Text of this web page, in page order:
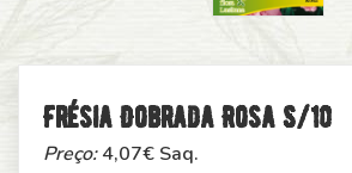
Frésia Dobrada Rosa S/10
Preço:4,07€ Saq.